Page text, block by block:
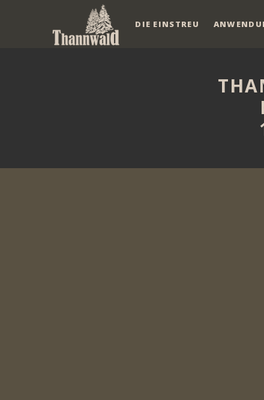
DIE EINSTREU